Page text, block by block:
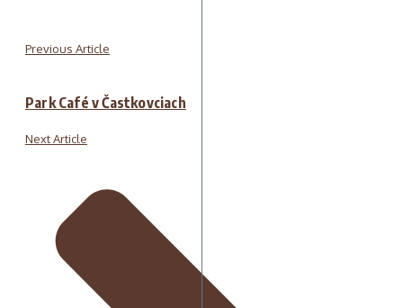
Previous Article
Park Café v Častkovciach
Next Article